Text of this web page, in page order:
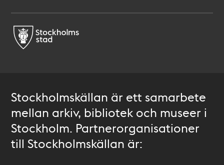
Stockholmskällan är ett samarbete
mellan arkiv, bibliotek och museer i
Stockholm. Partnerorganisationer
till Stockholmskällan är: